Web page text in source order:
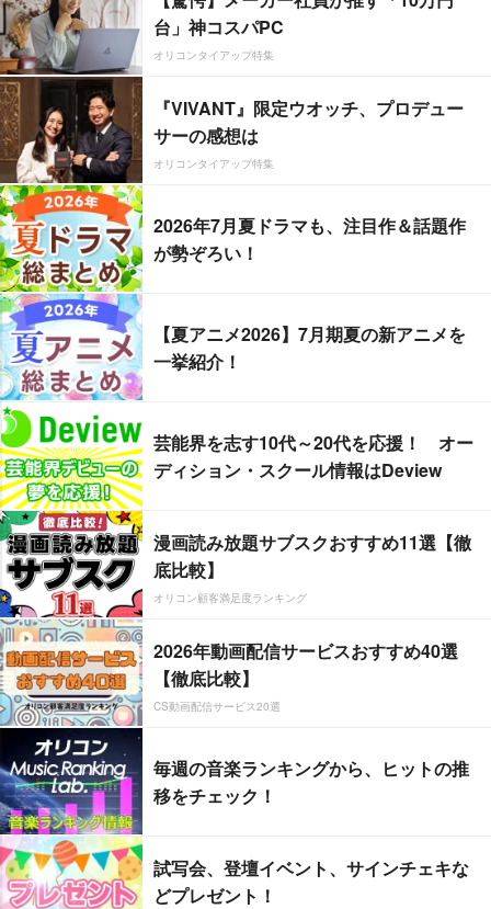
台」神コスパPC
オリコンタイアップ特集
『VIVANT』限定ウオッチ、プロデュー
サーの感想は
オリコンタイアップ特集
2026年7月夏ドラマも、注目作＆話題作
が勢ぞろい！
【夏アニメ2026】7月期夏の新アニメを
一挙紹介！
芸能界を志す10代～20代を応援！ オー
ディション・スクール情報はDeview
漫画読み放題サブスクおすすめ11選【徹
底比較】
オリコン顧客満足度ランキング
2026年動画配信サービスおすすめ40選
【徹底比較】
CS動画配信サービス20選
毎週の音楽ランキングから、ヒットの推
移をチェック！
試写会、登壇イベント、サインチェキな
どプレゼント！